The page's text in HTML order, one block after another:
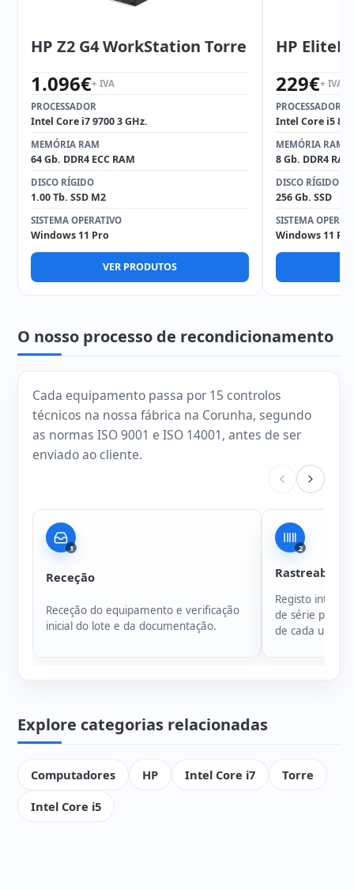
HP Z2 G4 WorkStation Torre
1.096€+ IVA
PROCESSADOR
Intel Core i7 9700 3 GHz.
MEMÓRIA RAM
64 Gb. DDR4 ECC RAM
DISCO RÍGIDO
1.00 Tb. SSD M2
SISTEMA OPERATIVO
Windows 11 Pro
VER PRODUTOS
HP
229€+ IVA
PROCESSADOR
Intel Core i5
MEMÓRIA RAM
8 Gb. DDR4 RAM
DISCO RÍGIDO
256 Gb. SSD
SISTEMA
Windows 11 Pro
O nosso processo de recondicionamento
Cada equipamento passa por 15 controlos
técnicos na nossa fábrica na Corunha, segundo
as normas ISO 9001 e ISO 14001, antes de ser
enviado ao cliente.
1
Receção
Receção do equipamento e verificação
inicial do lote e da documentação.
2
Registo
de série para
de cada
Explore categorias relacionadas
Computadores HP Intel Core i7
Torre
Intel Core i5